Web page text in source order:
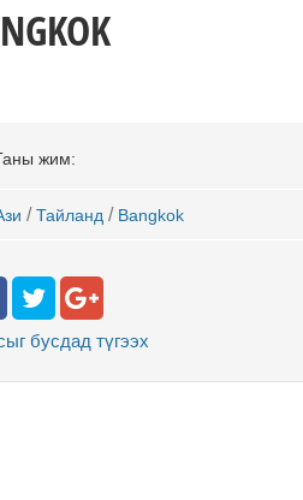
жим:
/ Тайланд / Bangkok
бусдад түгээх